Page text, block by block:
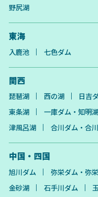
野尻湖
東海
入鹿池 七色ダム
関西
琵琶湖 西の湖 日吉
東条湖
一庫ダム・知明湖
津風呂湖
合川ダム・合
中国・四国
旭川ダム 弥栄ダム・弥
金砂湖
石手川ダム